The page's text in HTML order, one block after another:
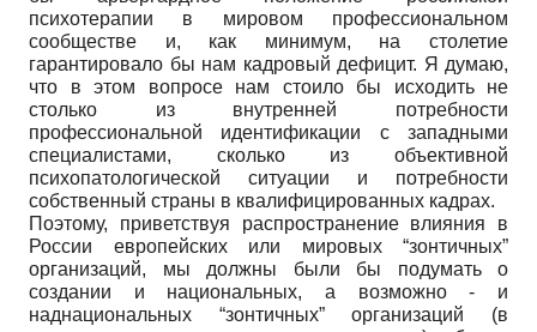
психотерапии в мировом профессиональном
сообществе и, как минимум, на столетие
гарантировало бы нам кадровый дефицит. Я думаю,
что в этом вопросе нам стоило бы исходить не
столько из внутренней потребности
профессиональной идентификации с западными
специалистами, сколько из объективной
психопатологической ситуации и потребности
собственный страны в квалифицированных кадрах.
Поэтому, приветствуя распространение влияния в
России европейских или мировых “зонтичных”
организаций, мы должны были бы подумать о
создании и национальных, а возможно - и
наднациональных “зонтичных” организаций (в